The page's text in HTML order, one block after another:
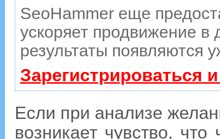
SeoHammer еще
ускоряет продвижение в
результаты появляются
Зарегистрироваться
Если при анализе
возникает чувство,